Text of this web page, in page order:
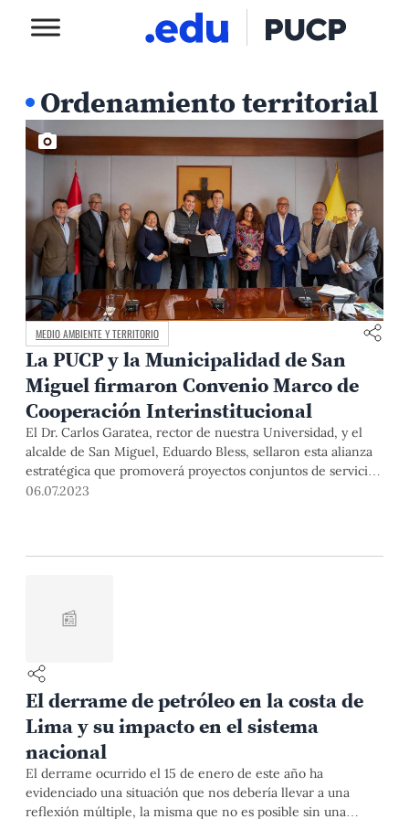
Ordenamiento territorial
MEDIO AMBIENTE Y TERRITORIO
La PUCP y la Municipalidad de San
Miguel firmaron Convenio Marco de
Cooperación Interinstitucional
El Dr. Carlos Garatea, rector de nuestra Universidad, y el
alcalde de San Miguel, Eduardo Bless, sellaron esta alianza
estratégica que promoverá proyectos conjuntos de servicio
a la comunidad en temas como desarrollo urbano, medio
06.07.2023
📰
El derrame de petróleo en la costa de
Lima y su impacto en el sistema
nacional
El derrame ocurrido el 15 de enero de este año ha
evidenciado una situación que nos debería llevar a una
reflexión múltiple, la misma que no es posible sin una